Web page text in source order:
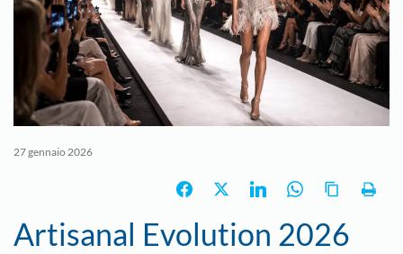
27 gennaio 2026
Artisanal Evolution 2026